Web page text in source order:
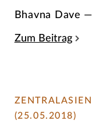
Bhavna Dave
Zum Beitrag
(25.05.2018)